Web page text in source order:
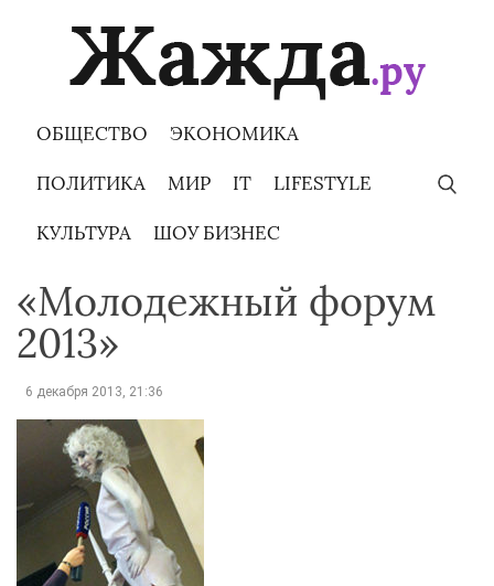
ОБЩЕСТВО ЭКОНОМИКА
ПОЛИТИКА МИР IT LIFESTYLE
КУЛЬТУРА ШОУ БИЗНЕС
«Молодежный форум
2013»
6 декабря 2013, 21:36